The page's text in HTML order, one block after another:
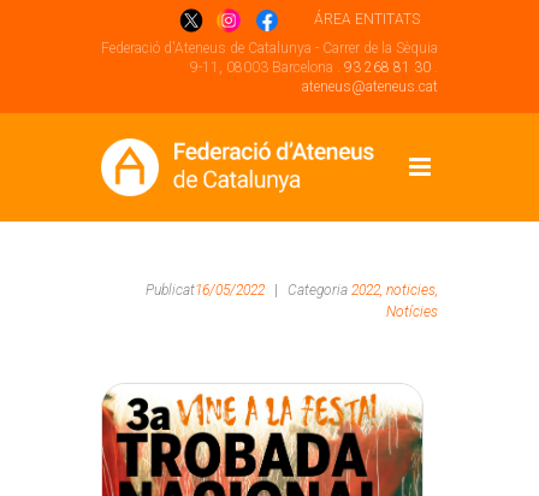
ÁREA ENTITATS
Federació d'Ateneus de Catalunya - Carrer de la Sèquia
9-11, 08003 Barcelona . 93 268 81 30 .
ateneus@ateneus.cat
Publicat16/05/2022 Categoria 2022, noticies,
Notícies